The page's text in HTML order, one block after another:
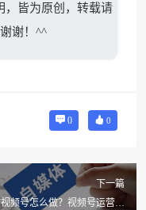
，皆为原创，转载请
谢！^^
0 0
下一篇
频号怎么做？视频号运营指